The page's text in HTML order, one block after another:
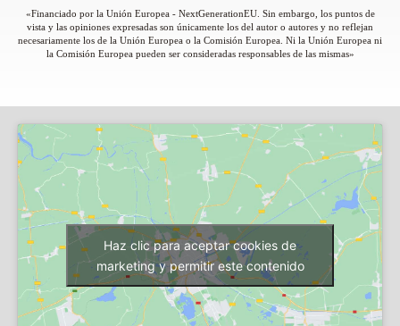
«Financiado por la Unión Europea - NextGenerationEU. Sin embargo, los puntos de
vista y las opiniones expresadas son únicamente los del autor o autores y no reflejan
necesariamente los de la Unión Europea o la Comisión Europea. Ni la Unión Europea ni
la Comisión Europea pueden ser consideradas responsables de las mismas»
Haz clic para aceptar cookies de
marketing y permitir este contenido